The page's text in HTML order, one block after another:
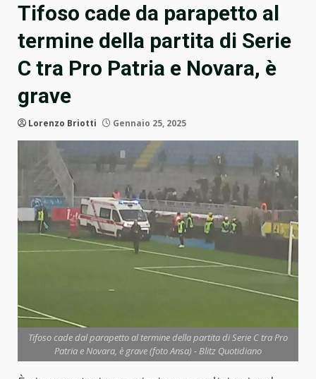
Tifoso cade da parapetto al
termine della partita di Serie
C tra Pro Patria e Novara, è
grave
Lorenzo Briotti Gennaio 25, 2025
Tifoso cade dal parapetto al termine della partita di Serie C tra Pro
Patria e Novara, è grave (foto Ansa) - Blitz Quotidiano